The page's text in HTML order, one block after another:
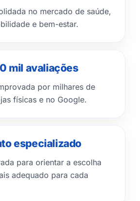
no mercado de saúde,
e bem-estar.
mil avaliações
por milhares de
físicas e no Google.
especializado
para orientar a escolha
adequado para cada